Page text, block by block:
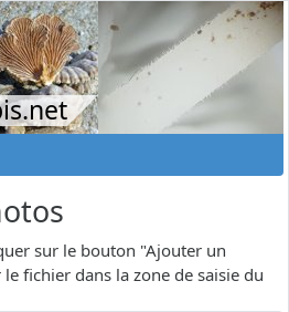
sur le bouton "Ajouter un
fichier dans la zone de saisie du